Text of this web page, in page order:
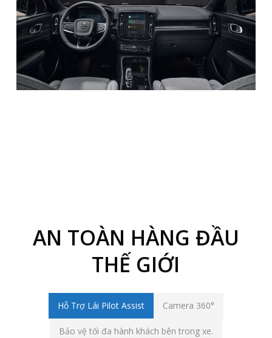
AN TOÀN HÀNG ĐẦU
THẾ GIỚI
Hỗ Trợ Lái Pilot Assist Camera 360°
Bảo vệ tối đa hành khách bên trong xe.